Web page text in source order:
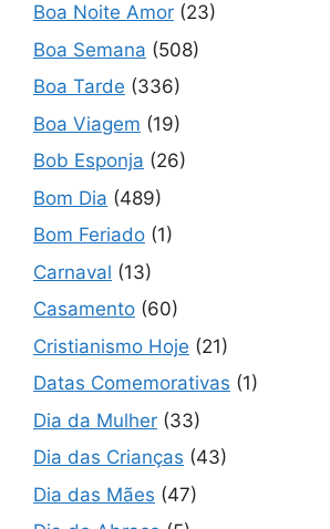
Boa Noite Amor (23)
Boa Semana (508)
Boa Tarde (336)
Boa Viagem (19)
Bob Esponja (26)
Bom Dia (489)
Bom Feriado (1)
Carnaval (13)
Casamento (60)
Cristianismo Hoje (21)
Datas Comemorativas (1)
Dia da Mulher (33)
Dia das Crianças (43)
Dia das Mães (47)